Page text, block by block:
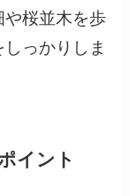
や桜並木を歩
っかりしま
イント